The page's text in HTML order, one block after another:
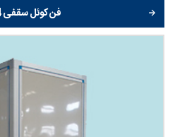
فن کوئل سقفی 4 طرفه